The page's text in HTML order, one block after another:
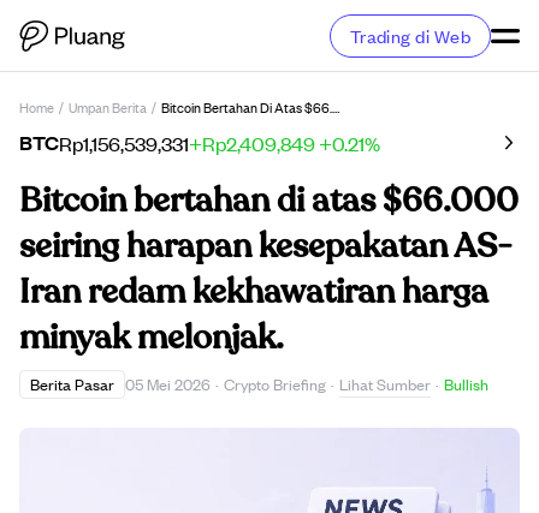
Trading di Web
Home / Umpan Berita / Bitcoin Bertahan Di Atas $66.000 Seiring Harapan Kesepakatan AS-Iran Redam Kekhawatiran Harga Minyak Melonjak.
BTCRp1,156,539,331+Rp2,409,849+0.21%
Bitcoin bertahan di atas $66.000
seiring harapan kesepakatan AS-
Iran redam kekhawatiran harga
minyak melonjak.
Berita Pasar 05 Mei 2026 · Crypto Briefing · Lihat Sumber · Bullish